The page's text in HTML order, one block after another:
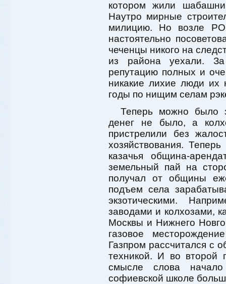
котором жили
Наутро мирные
милицию. Но возле
настоятельно
чеченцы никого на
из района уехали.
репутацию полных и
никакие лихие люди их
годы по нищим селам
Теперь можно было
денег не было, а
пристрелили без
хозяйствования.
казачья община-
земельный пай на
получал от общины
подъем села
экзотическими.
заводами и колхозами,
Москвы и Нижнего
газовое
Газпром рассчитался с
техникой. И во второй
смысле слова
софиевской школе